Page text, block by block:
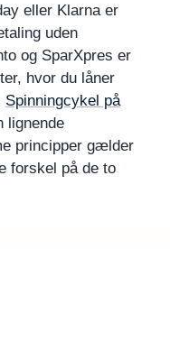
eller Klarna er
uden
og SparXpres er
hvor du låner
Spinningcykel på
lignende
principper gælder
forskel på de to